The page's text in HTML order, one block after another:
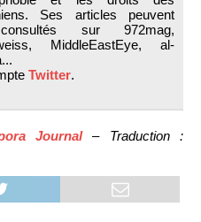
Ses articles peuvent
sur 972mag,
MiddleEastEye, al-
Twitter.
Journal– Traduction :